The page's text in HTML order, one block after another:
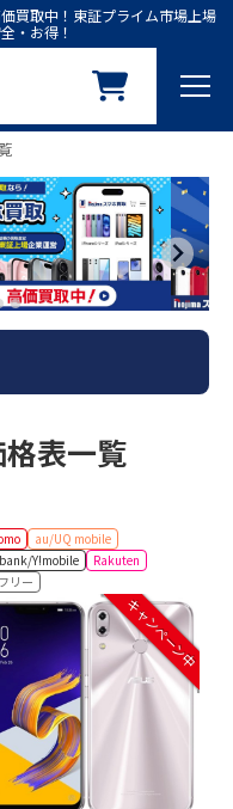
買取中！東証プライム市場上場
・お得！
表一覧
au/UQ mobile
Y!mobile
Rakuten
リー
キャンペーン中